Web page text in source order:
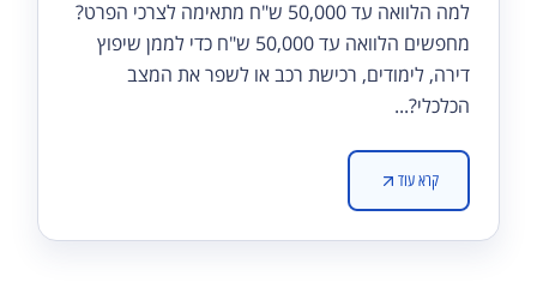
למה הלוואה עד 50,000 ש"ח מתאימה לצרכי הפרט?
מחפשים הלוואה עד 50,000 ש"ח כדי לממן שיפוץ
דירה, לימודים, רכישת רכב או לשפר את המצב
הכלכלי?...
קרא עוד